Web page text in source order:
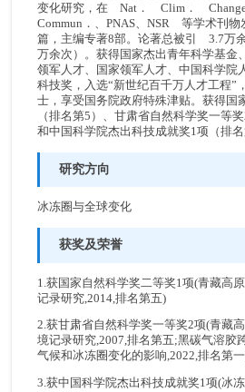
变化研究，在 Nat． Clim．
Commun．、PNAS、NSR 等学术刊
篇，主编专著8部。论著总被引 3.7万
万余次）。获得国家杰出青年科学基金
领军人才、国家领军人才、中国科学院
科技奖，入选“新世纪百千万人才工程”
士，享受国务院政府特殊津贴。获得国
（排名第5）、甘肃省自然科学奖一等
和中国科学院杰出科技成就奖1项（排名
研究方向
冰冻圈与全球变化
获奖及荣誉
1.获国家自然科学奖二等奖1项(青藏高
记录研究,2014,排名第五)
2.获甘肃省自然科学奖一等奖2项(青藏
境记录研究,2007,排名第五;黑碳气溶胶
气候和冰冻圈变化的影响,2022,排名第
3.获中国科学院杰出科技成就奖1项(冰